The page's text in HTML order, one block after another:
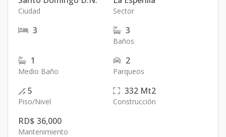
Ciudad Sector
3 3
Baños
1
Medio Baño
2
Parqueos
5
Piso/Nivel
332 Mt2
Construcción
RD$ 36,000
Mantenimiento